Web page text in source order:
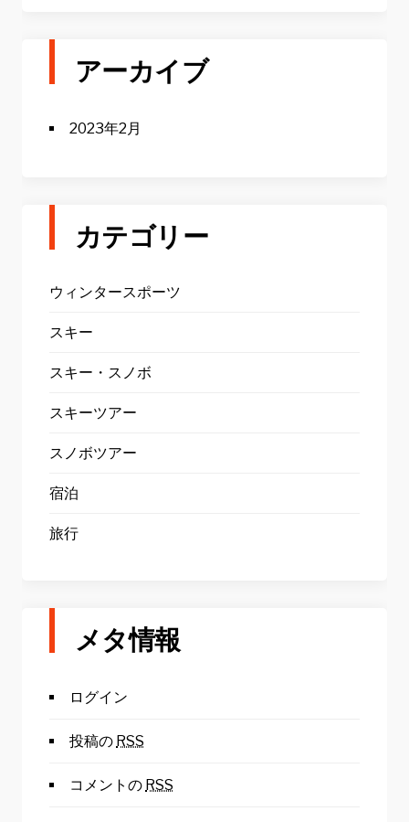
アーカイブ
2023年2月
カテゴリー
ウィンタースポーツ
スキー
スキー・スノボ
スキーツアー
スノボツアー
宿泊
旅行
メタ情報
ログイン
投稿の RSS
コメントの RSS